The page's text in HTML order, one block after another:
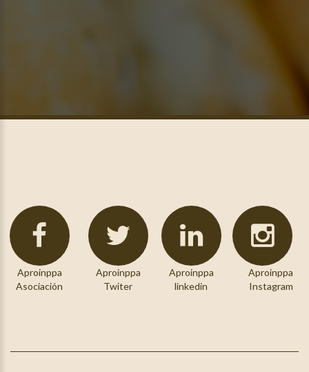
Aproinppa
Asociación
Aproinppa
Twiter
Aproinppa
linkedin
Aproinppa
Instagram